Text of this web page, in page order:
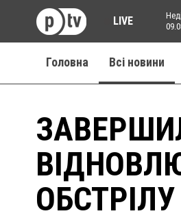
LIVE
Головна Всі новини